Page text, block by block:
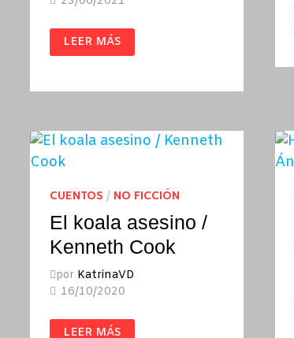
MANUAL
PARA
MUJERES
LIMPIEZA
LEER MÁS
CUENTOS / NO FICCIÓN
El koala asesino /
Kenneth Cook
por KatrinaVD
16/10/2020
EL
LEER MÁS